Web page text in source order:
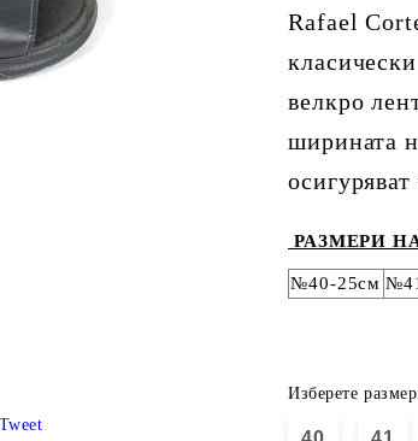
Rafael
велкро
ширината
РАЗМЕРИ
№40-25см
Изберете
Tweet